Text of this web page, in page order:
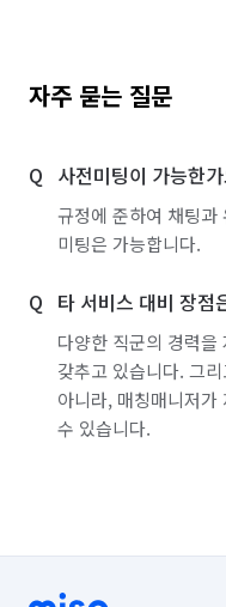
자주 묻는 질문
사전미팅이 가능한
규정에 준하여 채팅과
미팅은 가능합니다.
타 서비스 대비 장점
다양한 직군의 경력을
갖추고 있습니다. 그
아니라, 매칭매니저
수 있습니다.